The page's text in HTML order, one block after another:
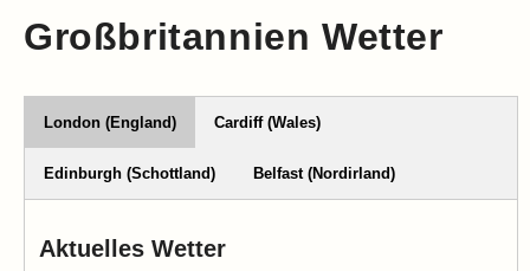
Großbritannien Wetter
London (England) Cardiff (Wales)
Edinburgh (Schottland) Belfast (Nordirland)
Aktuelles Wetter